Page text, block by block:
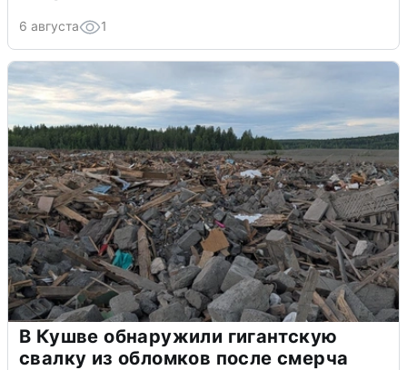
6 августа 1
В Кушве обнаружили гигантскую
свалку из обломков после смерча